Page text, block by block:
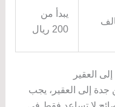
يبدأ من
200 ريال
العقير
إلى العقير، يجب